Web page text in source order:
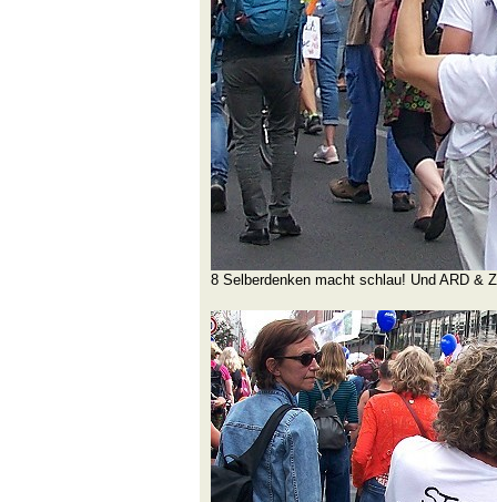
8 Selberdenken macht schlau! Und ARD &